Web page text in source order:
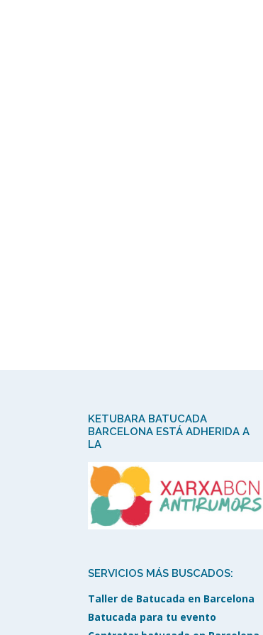
KETUBARA BATUCADA
BARCELONA ESTÁ ADHERIDA A
LA
SERVICIOS MÁS BUSCADOS:
Taller de Batucada en Barcelona
Batucada para tu evento